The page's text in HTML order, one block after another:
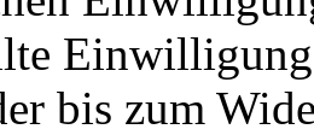
bis zum